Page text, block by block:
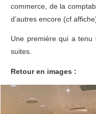
commerce, de la
d’autres encore (cf
Une première qui a tenu
suites.
Retour en images :